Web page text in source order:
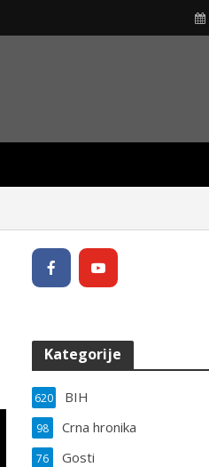
Kategorije
BIH
620
Crna hronika
98
Gosti
76